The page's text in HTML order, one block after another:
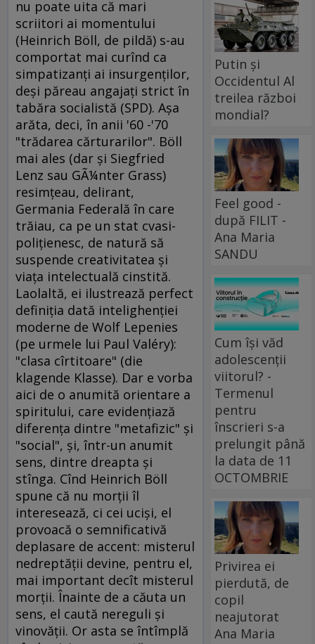
nu poate uita că mari
scriitori ai momentului
(Heinrich Böll, de pildă) s-au
comportat mai curînd ca
simpatizanţi ai insurgenţilor,
deşi păreau angajaţi strict în
tabăra socialistă (SPD). Aşa
arăta, deci, în anii '60 -'70
"trădarea cărturarilor". Böll
mai ales (dar şi Siegfried
Lenz sau GÃ¼nter Grass)
resimţeau, delirant,
Germania Federală în care
trăiau, ca pe un stat cvasi-
poliţienesc, de natură să
suspende creativitatea şi
viaţa intelectuală cinstită.
Laolaltă, ei ilustrează perfect
definiţia dată intelighenţiei
moderne de Wolf Lepenies
(pe urmele lui Paul Valéry):
"clasa cîrtitoare" (die
klagende Klasse). Dar e vorba
aici de o anumită orientare a
spiritului, care evidenţiază
diferenţa dintre "metafizic" şi
"social", şi, într-un anumit
sens, dintre dreapta şi
stînga. Cînd Heinrich Böll
spune că nu morţii îl
interesează, ci cei ucişi, el
provoacă o semnificativă
deplasare de accent: misterul
nedreptăţii devine, pentru el,
mai important decît misterul
morţii. Înainte de a căuta un
sens, el caută nereguli şi
vinovăţii. Or asta se întîmplă
Putin și
Occidentul Al
treilea război
mondial?
Feel good -
după FILIT -
Ana Maria
SANDU
Cum își văd
adolescenții
viitorul? -
Termenul
pentru
înscrieri s-a
prelungit până
la data de 11
OCTOMBRIE
Privirea ei
pierdută, de
copil
neajutorat
Ana Maria